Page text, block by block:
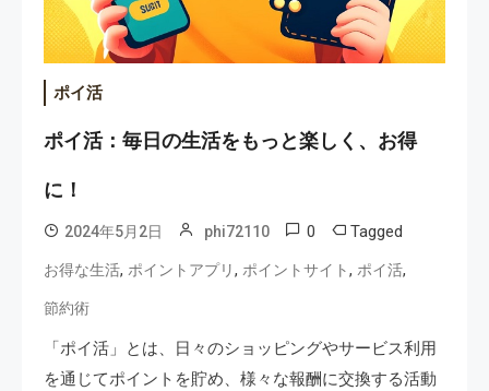
ポイ活
ポイ活：毎日の生活をもっと楽しく、お得
に！
2024年5月2日 phi72110 0 Tagged
お得な生活, ポイントアプリ, ポイントサイト, ポイ活,
節約術
「ポイ活」とは、日々のショッピングやサービス利用
を通じてポイントを貯め、様々な報酬に交換する活動